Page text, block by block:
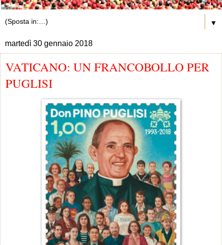
▼
martedì 30 gennaio 2018
VATICANO: UN FRANCOBOLLO PER
PUGLISI